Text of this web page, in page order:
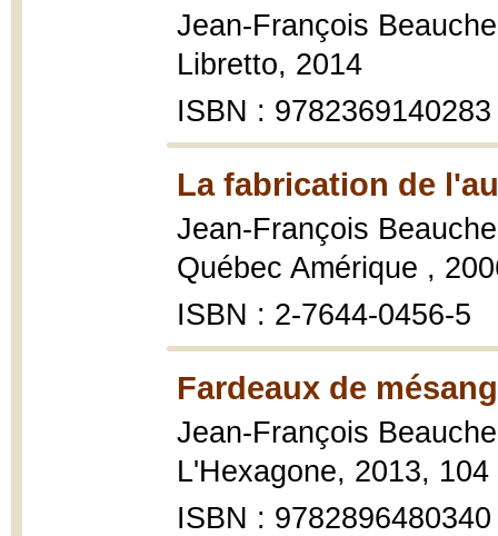
Jean-François
Libretto, 2014
ISBN : 9782369140283
La fabrication de
Jean-François
Québec Amérique ,
ISBN : 2-7644-0456-5
Fardeaux de
Jean-François
L'Hexagone, 2013,
ISBN : 9782896480340